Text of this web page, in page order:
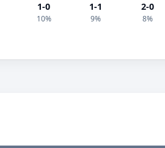
1-0
10%
1-1
9%
2-0
8%